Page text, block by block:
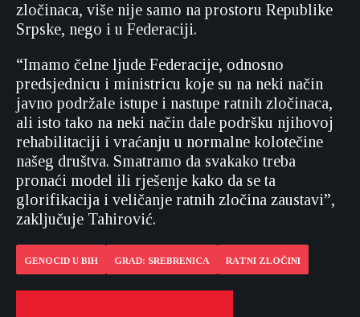
zločinaca, više nije samo na prostoru Republike
Srpske, nego i u Federaciji.
“Imamo čelne ljude Federacije, odnosno
predsjednicu i ministricu koje su na neki način
javno podržale istupe i nastupe ratnih zločinaca,
ali isto tako na neki način dale podršku njihovoj
rehabilitaciji i vraćanju u normalne kolotečine
našeg društva. Smatramo da svakako treba
pronaći model ili rješenje kako da se ta
glorifikacija i veličanje ratnih zločina zaustavi”,
zaključuje Tahirović.
GENOCID U BIH GRAD: SREBRENICA RATNI ZLOČINI